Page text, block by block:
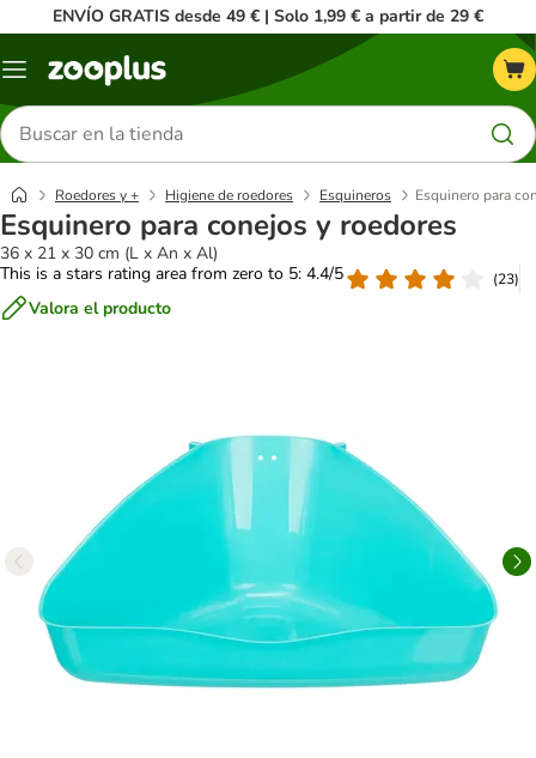
ENVÍO GRATIS desde 49 € | Solo 1,99 € a partir de 29 €
Menú
Buscar
productos
Roedores y + Higiene de roedores Esquineros Esquinero para
Esquinero para conejos y roedores
36 x 21 x 30 cm (L x An x Al)
This is a stars rating area from zero to 5: 4.4/5
(23)
Valora el producto